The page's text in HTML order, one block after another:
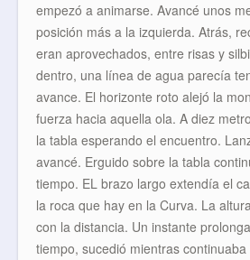
empezó a animarse. Avancé unos
posición más a la izquierda. Atrás,
eran aprovechados, entre risas y
dentro, una línea de agua parecía
avance. El horizonte roto alejó la
fuerza hacia aquella ola. A diez
la tabla esperando el encuentro.
avancé. Erguido sobre la tabla
tiempo. EL brazo largo extendía el
la roca que hay en la Curva. La
con la distancia. Un instante
tiempo, sucedió mientras